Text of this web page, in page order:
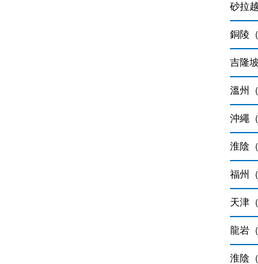
砂拉
銅陵
吉隆
溫州
沖繩
淮陰
福州
天津
龍岩
淮陰